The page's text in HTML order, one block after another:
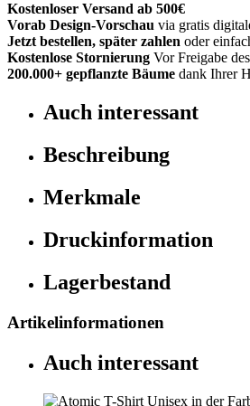
Kostenloser Versand ab 500€
Vorab Design-Vorschau via gratis
Jetzt bestellen, später zahlen oder
Kostenlose Stornierung Vor Freigabe
200.000+ gepflanzte Bäume dank Ihrer
Auch interessant
Beschreibung
Merkmale
Druckinformation
Lagerbestand
Artikelinformationen
Auch interessant